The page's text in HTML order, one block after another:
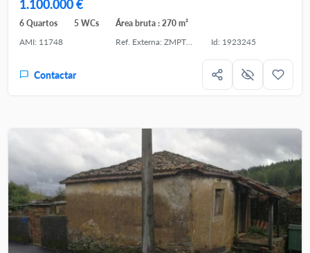
1.100.000 €
6 Quartos 5 WCs
Área bruta : 270 m²
AMI: 11748
Ref. Externa: ZMPT589564 Id: 1923245
Contactar